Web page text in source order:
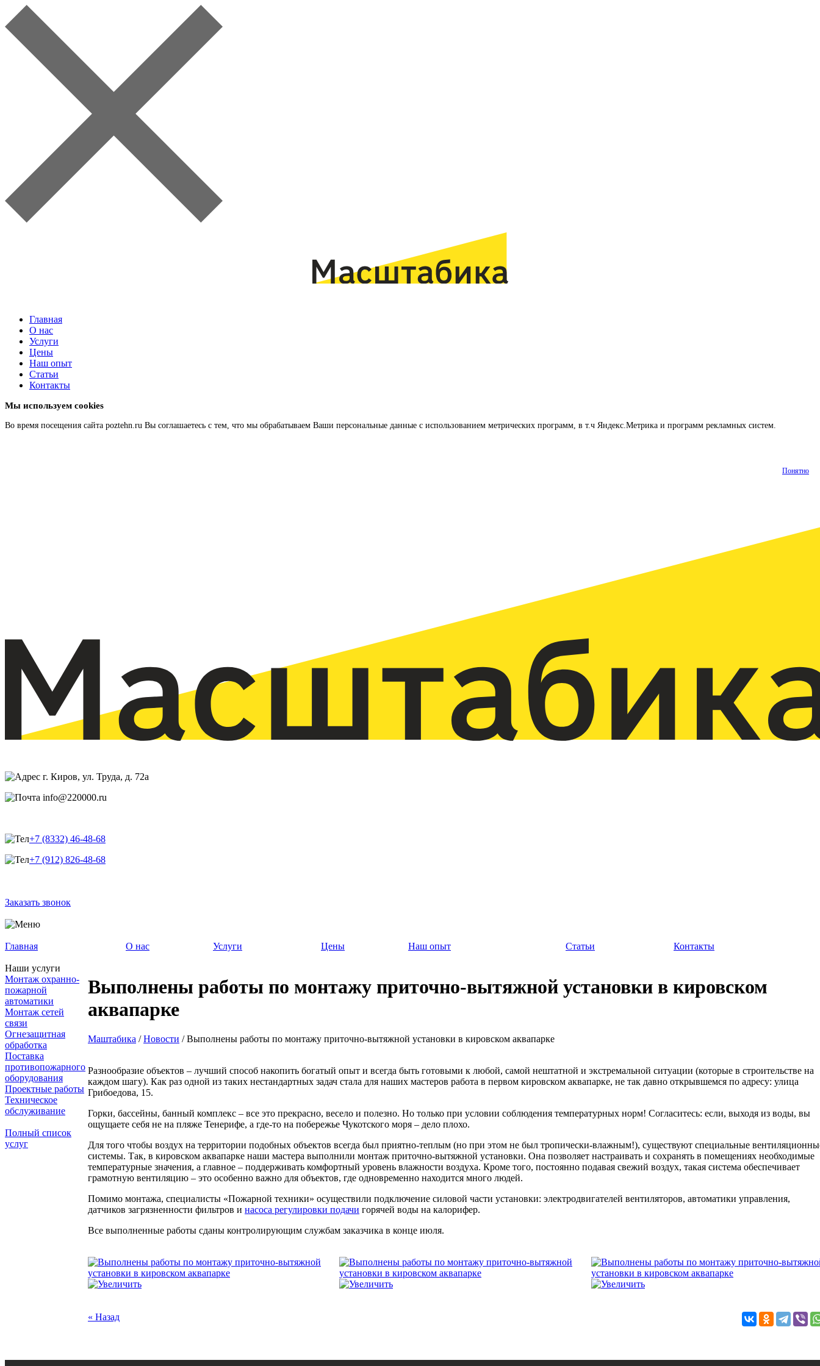
Главная
О нас
Услуги
Цены
Наш опыт
Статьи
Контакты
Мы используем cookies
Во время посещения сайта poztehn.ru Вы соглашаетесь с тем, что мы обрабатываем Ваши персональные данные с использованием метрических программ, в т.ч Яндекс.Метрика и программ рекламных систем.
Понятно
г. Киров, ул. Труда, д. 72а
info@220000.ru
+7 (8332) 46-48-68
+7 (912) 826-48-68
Заказать звонок
Главная О нас Услуги Цены Наш опыт Статьи Контакты
Наши услуги
Монтаж охранно-
пожарной
автоматики
Монтаж сетей
связи
Огнезащитная
обработка
Поставка
противопожарного
оборудования
Проектные работы
Техническое
обслуживание
Полный список
услуг
Выполнены работы по монтажу приточно-вытяжной установки в кировском
аквапарке
Маштабика / Новости /Выполнены работы по монтажу приточно-вытяжной установки в кировском аквапарке
Разнообразие объектов – лучший способ накопить богатый опыт и всегда быть готовыми к любой, самой нештатной и экстремальной ситуации (которые в строительстве на
каждом шагу). Как раз одной из таких нестандартных задач стала для наших мастеров работа в первом кировском аквапарке, не так давно открывшемся по адресу: улица
Грибоедова, 15.
Горки, бассейны, банный комплекс – все это прекрасно, весело и полезно. Но только при условии соблюдения температурных норм! Согласитесь: если, выходя из воды, вы
ощущаете себя не на пляже Тенерифе, а где-то на побережье Чукотского моря – дело плохо.
Для того чтобы воздух на территории подобных объектов всегда был приятно-теплым (но при этом не был тропически-влажным!), существуют специальные
системы. Так, в кировском аквапарке наши мастера выполнили монтаж приточно-вытяжной установки. Она позволяет настраивать и сохранять в помещениях необходимые
температурные значения, а главное – поддерживать комфортный уровень влажности воздуха. Кроме того, постоянно подавая свежий воздух, такая система обеспечивает
грамотную вентиляцию – это особенно важно для объектов, где одновременно находится много людей.
Помимо монтажа, специалисты «Пожарной техники» осуществили подключение силовой части установки: электродвигателей вентиляторов, автоматики управления,
датчиков загрязненности фильтров и насоса регулировки подачи горячей воды на калорифер.
Все выполненные работы сданы контролирующим службам заказчика в конце июля.
« Назад